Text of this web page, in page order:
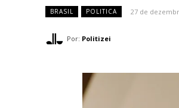
BRASIL POLITICA 27 de
Por: Politizei